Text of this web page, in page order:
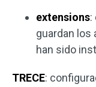
extensions:
guardan los
han sido
TRECE: